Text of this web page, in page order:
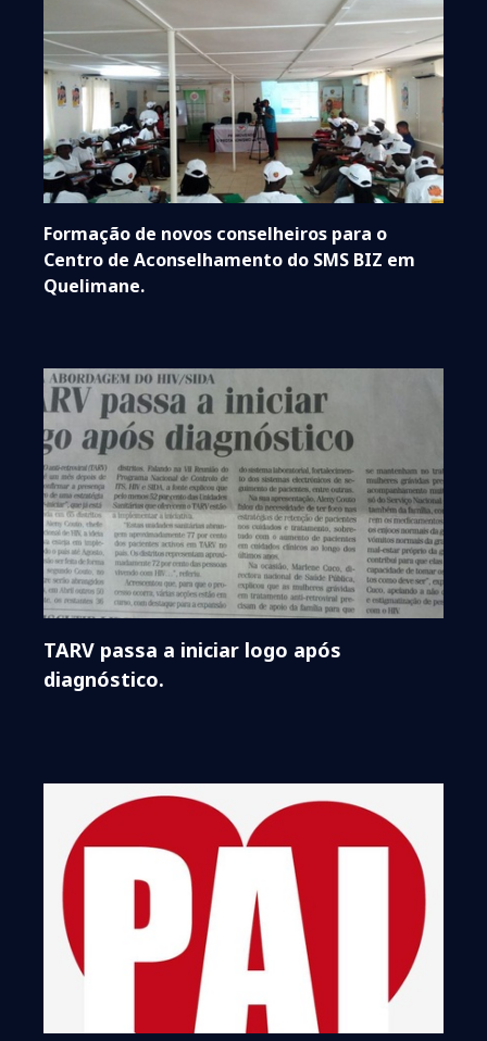
Formação de novos conselheiros para o
Centro de Aconselhamento do SMS BIZ em
Quelimane.
TARV passa a iniciar logo após
diagnóstico.